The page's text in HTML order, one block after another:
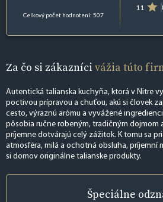
Celkový počet hodnotení: 507
11
Za čo si zákazníci vážia túto
Autentická talianska kuchyňa, ktorá v Nitre
poctivou prípravou a chuťou, akú si človek
cesto, výraznú arómu a vyvážené
pôsobia ručne robeným, tradičným dojmom
príjemne dotvárajú celý zážitok. K tomu sa
atmosféra, milá a ochotná obsluha, príjemní
si domov originálne talianske produkty.
Špeciálne